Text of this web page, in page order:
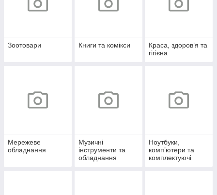
Зоотовари Книги та комікси
Краса, здоров’я та
гігієна
Мережеве
обладнання
Музичні
інструменти та
обладнання
Ноутбуки,
комп’ютери та
комплектуючі